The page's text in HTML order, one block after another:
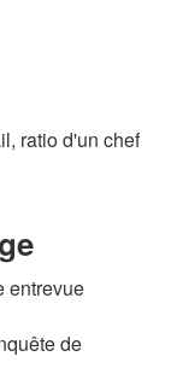
ratio d'un chef
entrevue
de